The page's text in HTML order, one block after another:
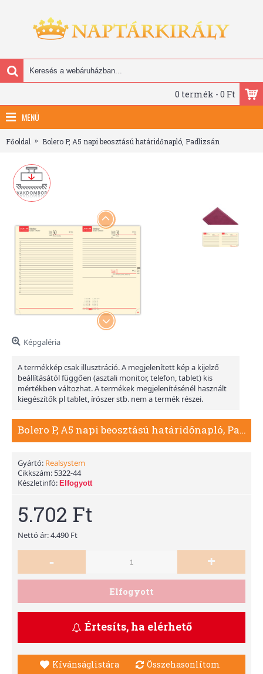
0 termék - 0 Ft
MENÜ
Főoldal Bolero P, A5 napi beosztású határidőnapló, Padlizsán
Képgaléria
A termékkép csak illusztráció. A megjelenített kép a kijelző
beállításától függően (asztali monitor, telefon, tablet) kis
mértékben változhat. A termékek megjelenítésénél használt
kiegészítők pl tablet, írószer stb. nem a termék részei.
Bolero P, A5 napi beosztású határidőnapló, Padlizsán
Gyártó: Realsystem
Cikkszám: 5322-44
Készletinfó: Elfogyott
5.702 Ft
Nettó ár: 4.490 Ft
- +
Elfogyott
Értesíts, ha elérhető
Kívánságlistára Összehasonlítom